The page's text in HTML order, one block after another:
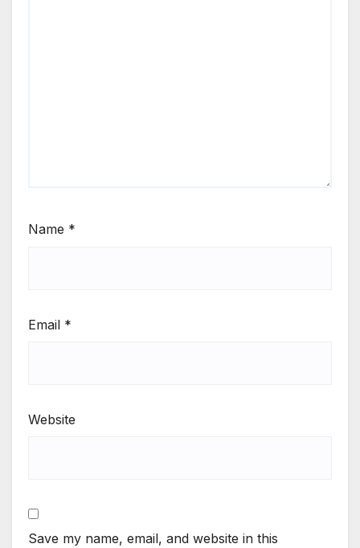
Name *
Email *
Website
Save my name, email, and website in this